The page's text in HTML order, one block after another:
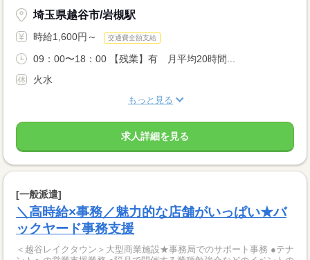
埼玉県越谷市/岩槻駅
時給1,600円～ 交通費全額支給
09：00〜18：00 【残業】有 月平均20時間...
火水
もっと見る
求人詳細を見る
[一般派遣]
＼高時給×事務／魅力的な店舗がいっぱい★バ
ックヤード事務支援
＜越谷レイクタウン＞大型商業施設★事務局でのサポート事務 ●テナ